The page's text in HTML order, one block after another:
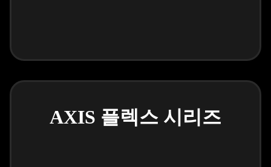
AXIS 플렉스 시리즈